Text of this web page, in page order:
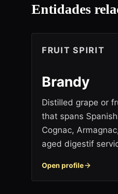
Entidades
FRUIT SPIRIT
Brandy
Distilled grape or
that spans
Cognac,
aged digestif
Open profile